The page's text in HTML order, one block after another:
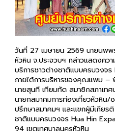
วันที่ 27 เมษายน 2569 นายนพ
หัวหิน จ.ประจวบฯ กล่าวแสดงคว
บริการชาวต่างชาติแบบครบวงจ
ภายใต้การบริหารของคุณแพม
นายสุนที เทียมทัด สมาชิกสภาเท
นายกสมาคมการท่องเที่ยวหัวหิน/
ปรึกษาสมาคมฯ และแขกผู้มีเกียร
ชาติแบบครบวงจร Hua Hin
94 เขตเทศบาลนครหัวหิน